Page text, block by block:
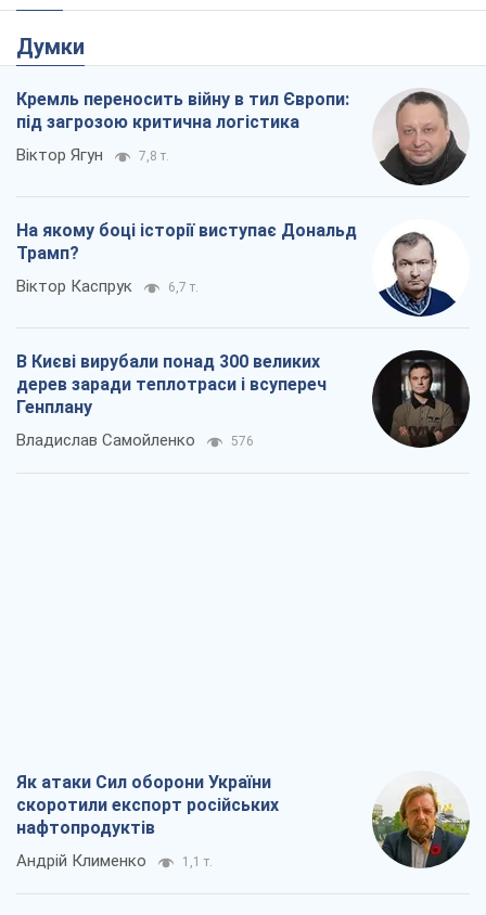
Думки
Кремль переносить війну в тил Європи:
під загрозою критична логістика
Віктор Ягун 7,8 т.
На якому боці історії виступає Дональд
Трамп?
Віктор Каспрук 6,7 т.
В Києві вирубали понад 300 великих
дерев заради теплотраси і всупереч
Генплану
Владислав Самойленко 576
Як атаки Сил оборони України
скоротили експорт російських
нафтопродуктів
Андрій Клименко 1,1 т.